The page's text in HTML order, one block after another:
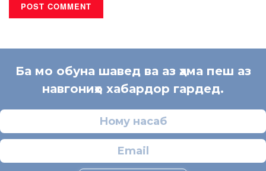
Ба мо обуна шавед ва аз ҳама пеш аз
навгониҳо хабардор гардед.